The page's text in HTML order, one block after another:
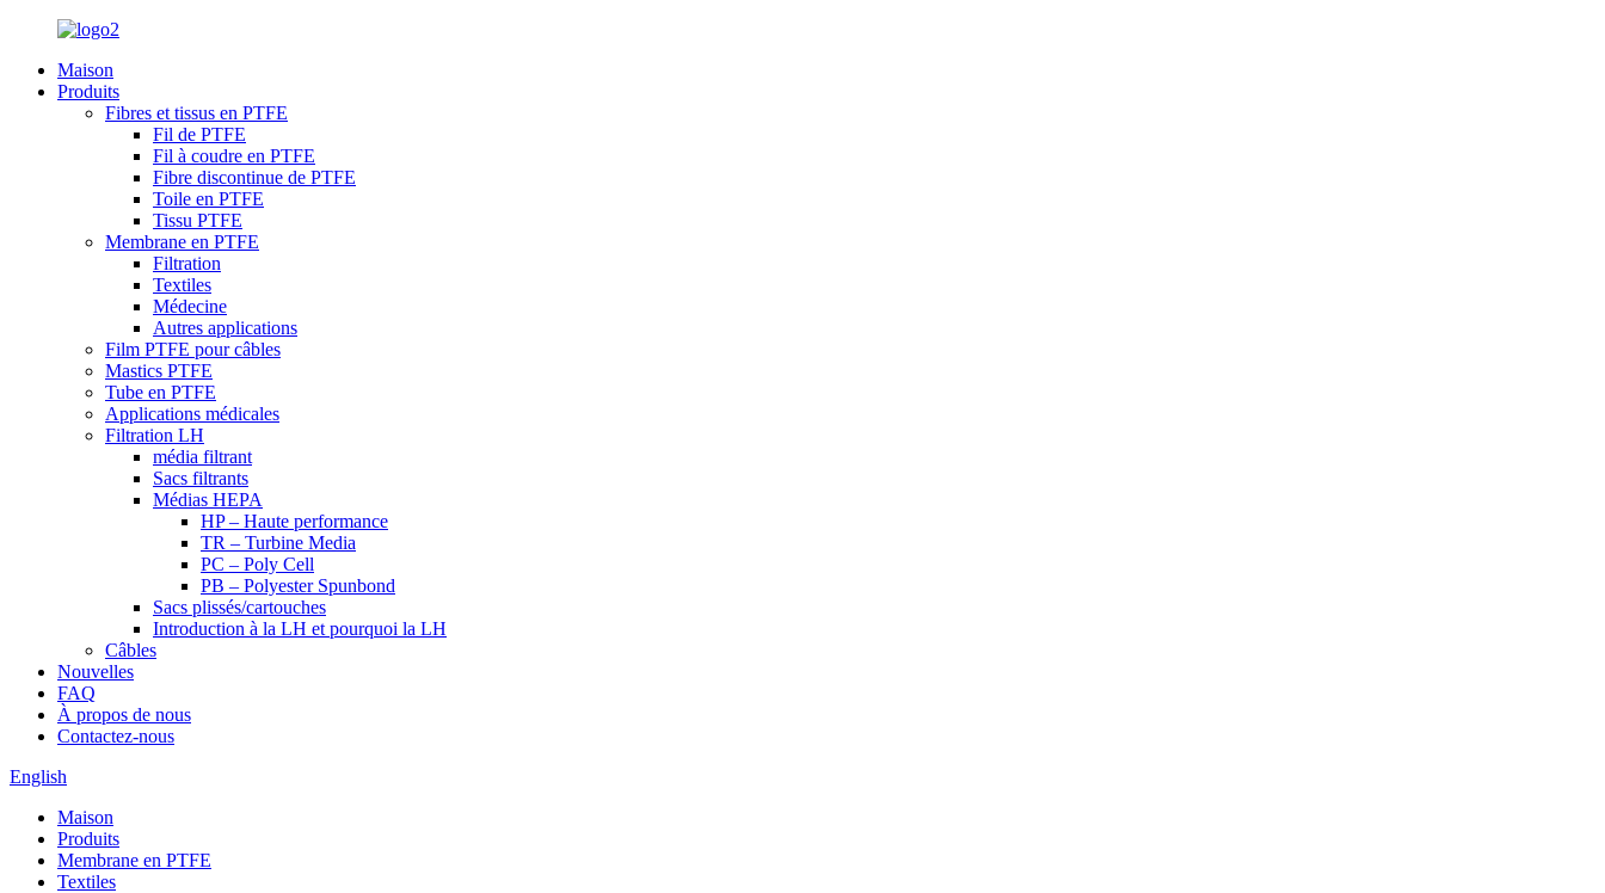
Maison
Produits
Fibres et tissus en PTFE
Fil de PTFE
Fil à coudre en PTFE
Fibre discontinue de PTFE
Toile en PTFE
Tissu PTFE
Membrane en PTFE
Filtration
Textiles
Médecine
Autres applications
Film PTFE pour câbles
Mastics PTFE
Tube en PTFE
Applications médicales
Filtration LH
média filtrant
Sacs filtrants
Médias HEPA
HP – Haute performance
TR – Turbine Media
PC – Poly Cell
PB – Polyester Spunbond
Sacs plissés/cartouches
Introduction à la LH et pourquoi la LH
Câbles
Nouvelles
FAQ
À propos de nous
Contactez-nous
English
Maison
Produits
Membrane en PTFE
Textiles